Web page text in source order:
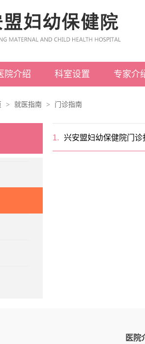
院介绍
医院概况
科室设置
科室介绍
专家介
> 就医指南 > 门诊指南
1. 兴安盟妇幼保健院门诊
医院